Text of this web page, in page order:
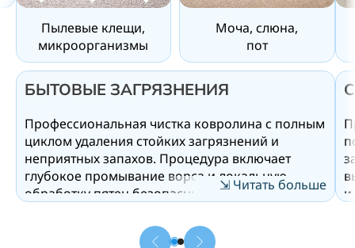
Пылевые клещи,
микроорганизмы
Моча, слюна,
пот
БЫТОВЫЕ ЗАГРЯЗНЕНИЯ
Профессиональная чистка ковролина с полным
циклом удаления стойких загрязнений и
неприятных запахов. Процедура включает
глубокое промывание ворса и локальную
обработку пятен безопасными экологичными
органические загрязнения — мочу, пот и
⇲ Читать больше